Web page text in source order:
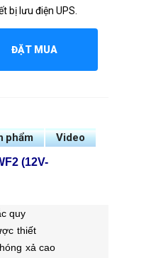
bị lưu điện UPS.
ĐẶT MUA
phẩm Video
(12V-
quy
thiết
xả cao